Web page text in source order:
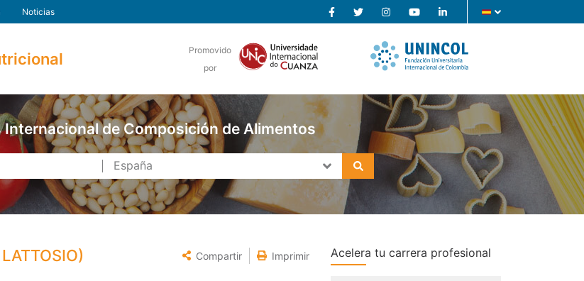
Noticias
Promovido
por
Internacional de Composición de Alimentos
Compartir Imprimir Acelera tu carrera profesional